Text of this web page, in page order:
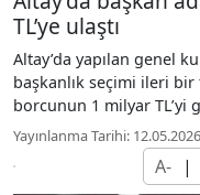
TL’ye ulaştı
Altay’da yapılan genel
başkanlık seçimi ileri
borcunun 1 milyar TL’yi
Yayınlanma Tarihi:
A- |